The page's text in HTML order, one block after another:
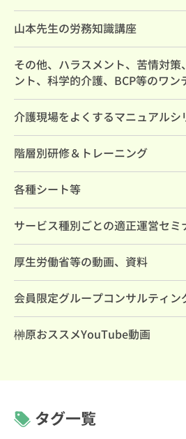
すべて
山本先生の労務知識講座
すべて
その他、ハラスメント、苦情対策
ント、科学的介護、BCP等のワン
すべて
介護現場をよくするマニュアルシ
すべて
階層別研修＆トレーニング
すべて
管理職養成
セレクトパック
各種シート等
すべて
サービス種別ごとの適正運営セミ
すべて
厚生労働省等の動画、資料
すべて
会員限定グループコンサルティン
すべて
ケアラーズ・クラブQAセッション（
榊原おススメYouTube動画
タグ一覧